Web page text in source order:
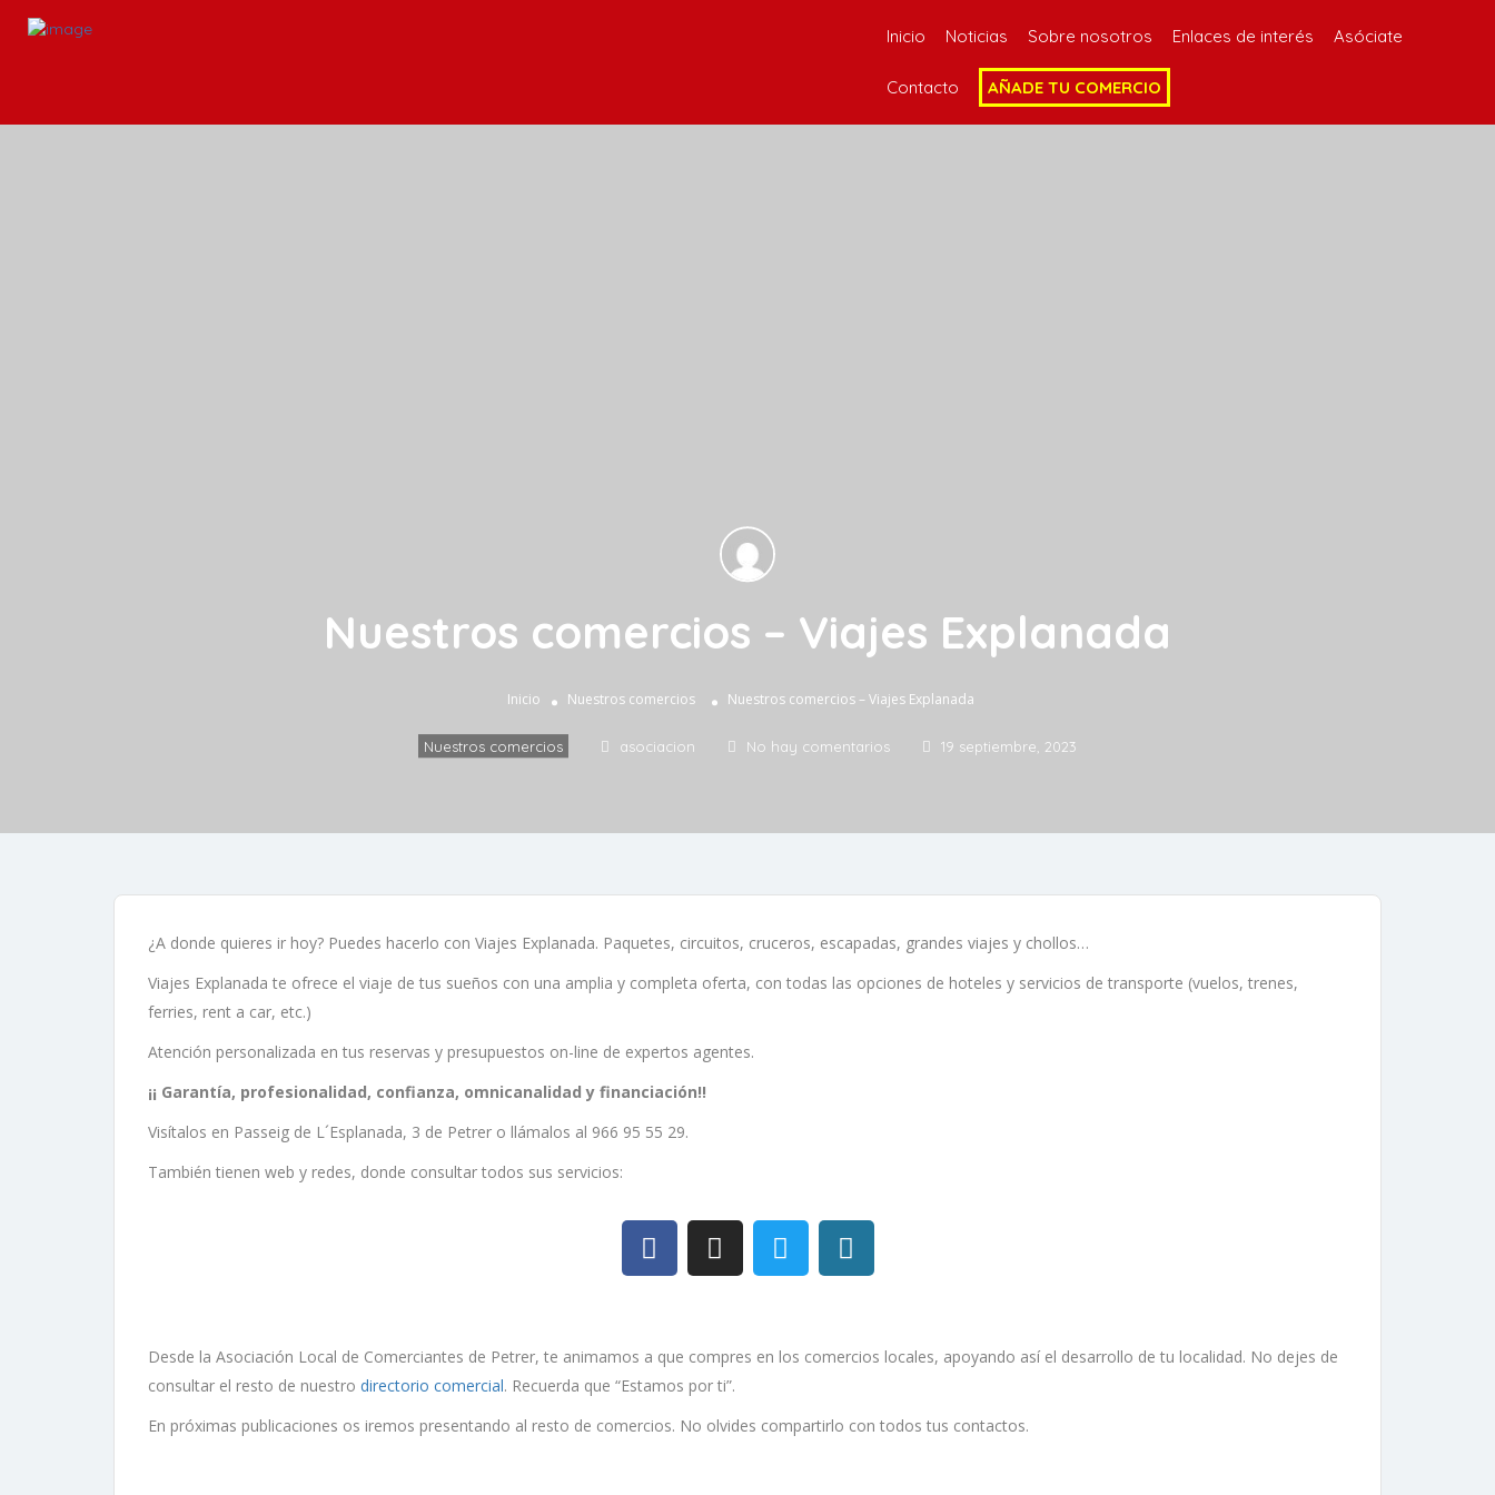
Inicio Noticias Sobre nosotros Enlaces de interés Asóciate
Contacto AÑADE TU COMERCIO
Nuestros comercios – Viajes Explanada
Inicio Nuestros comercios Nuestros comercios – Viajes Explanada
Nuestros comercios asociacion No hay comentarios 19 septiembre, 2023
¿A donde quieres ir hoy? Puedes hacerlo con Viajes Explanada. Paquetes, circuitos, cruceros, escapadas, grandes viajes y chollos…
Viajes Explanada te ofrece el viaje de tus sueños con una amplia y completa oferta, con todas las opciones de hoteles y servicios de transporte (vuelos, trenes,
ferries, rent a car, etc.)
Atención personalizada en tus reservas y presupuestos on-line de expertos agentes.
¡¡ Garantía, profesionalidad, confianza, omnicanalidad y financiación!!
Visítalos en Passeig de L´Esplanada, 3 de Petrer o llámalos al 966 95 55 29.
También tienen web y redes, donde consultar todos sus servicios:
Desde la Asociación Local de Comerciantes de Petrer, te animamos a que compres en los comercios locales, apoyando así el desarrollo de tu localidad. No dejes de
consultar el resto de nuestro directorio comercial. Recuerda que “Estamos por ti”.
En próximas publicaciones os iremos presentando al resto de comercios. No olvides compartirlo con todos tus contactos.